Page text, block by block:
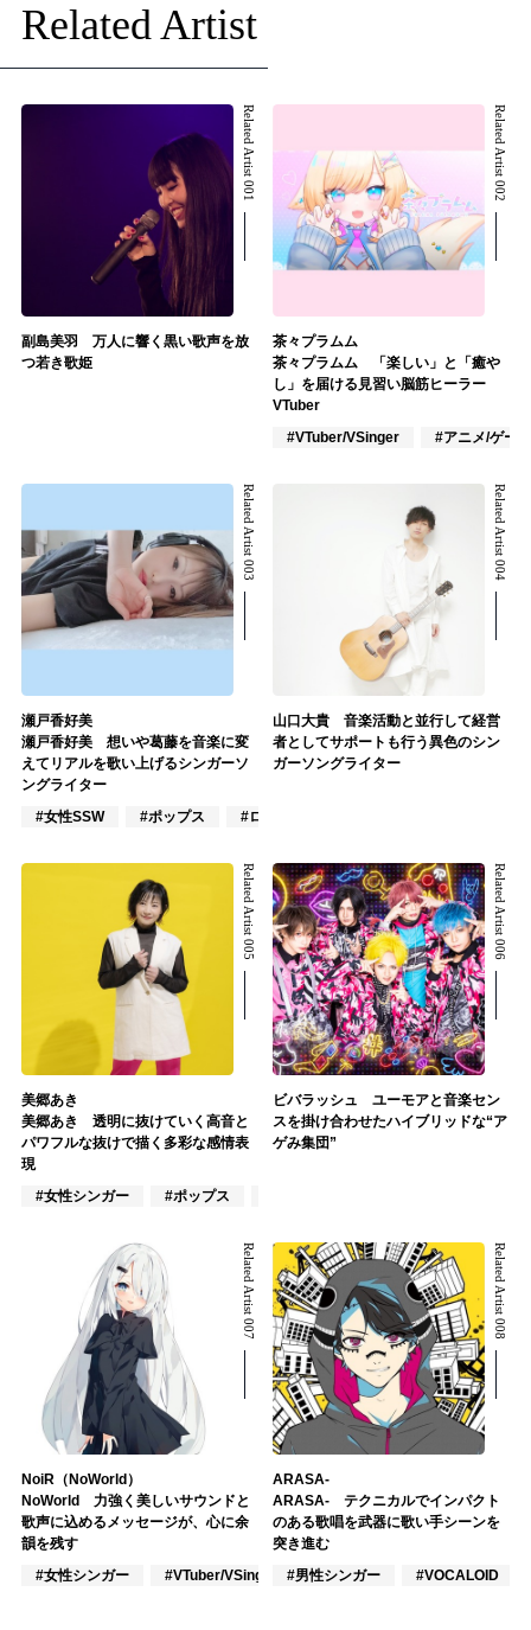
Related Artist
Related Artist 001
副島美羽 万人に響く黒い歌声を放
つ若き歌姫
Related Artist 002
茶々プラムム
茶々プラムム 「楽しい」と「癒や
し」を届ける見習い脳筋ヒーラー
VTuber
#VTuber/VSinger
#アニメ/ゲーム
Related Artist 003
瀬戸香好美
瀬戸香好美 想いや葛藤を音楽に変
えてリアルを歌い上げるシンガーソ
ングライター
#女性SSW
#ポップス #ロック
Related Artist 004
山口大貴 音楽活動と並行して経営
者としてサポートも行う異色のシン
ガーソングライター
Related Artist 005
美郷あき
美郷あき 透明に抜けていく高音と
パワフルな抜けで描く多彩な感情表
現
#女性シンガー
#ポップス
Related Artist 006
ビバラッシュ ユーモアと音楽セン
スを掛け合わせたハイブリッドな“ア
ゲみ集団”
Related Artist 007
NoiR（NoWorld）
NoWorld 力強く美しいサウンドと
歌声に込めるメッセージが、心に余
韻を残す
#女性シンガー
#VTuber/VSinger #作詞/作曲家
Related Artist 008
ARASA-
ARASA- テクニカルでインパクト
のある歌唱を武器に歌い手シーンを
突き進む
#男性シンガー
#VOCALOID